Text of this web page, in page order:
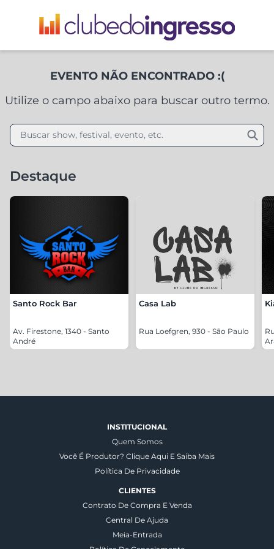
EVENTO NÃO ENCONTRADO :(
Utilize o campo abaixo para buscar outro termo.
Buscar show, festival, evento, etc.
Destaque
Santo Rock Bar
Av. Firestone, 1340 - Santo
André
Casa Lab
Rua Loefgren, 930 - São Paulo
INSTITUCIONAL
Quem Somos
Você É Produtor? Clique Aqui E Saiba Mais
Política De Privacidade
CLIENTES
Contrato De Compra E Venda
Central De Ajuda
Meia-Entrada